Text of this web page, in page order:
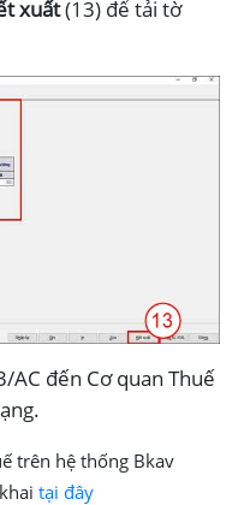
xuất(13) để tải tờ
AC đến Cơ quan Thuế
trên hệ thống Bkav
tại đây